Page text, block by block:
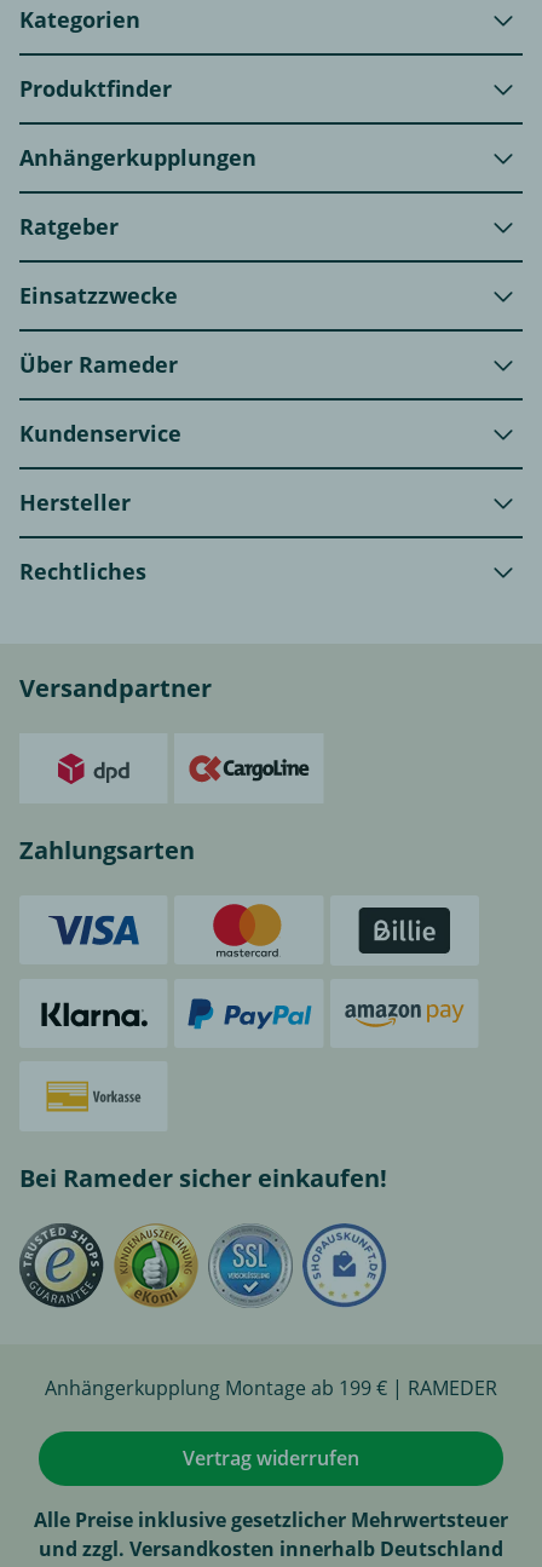
Kategorien
Produktfinder
Anhängerkupplungen
Ratgeber
Einsatzzwecke
Über Rameder
Kundenservice
Hersteller
Rechtliches
Versandpartner
Zahlungsarten
Bei Rameder sicher einkaufen!
Anhängerkupplung Montage ab 199 € | RAMEDER
Vertrag widerrufen
Alle Preise inklusive gesetzlicher Mehrwertsteuer
und zzgl. Versandkosten innerhalb Deutschland